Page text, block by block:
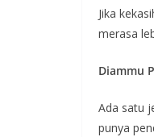
Jika
merasa
Diammu
Ada satu
punya